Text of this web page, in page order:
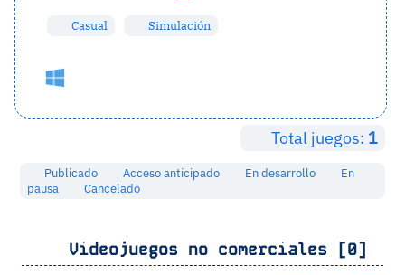
Casual Simulación
Total juegos: 1
Publicado Acceso anticipado En desarrollo
En
pausa
Cancelado
Videojuegos no comerciales [0]